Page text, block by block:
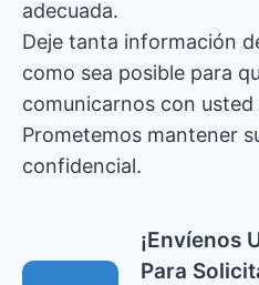
d
c
l
adecuada.
Deje tanta información
como sea posible para
comunicarnos con usted
Prometemos mantener
confidencial.
¡Envíenos
Para